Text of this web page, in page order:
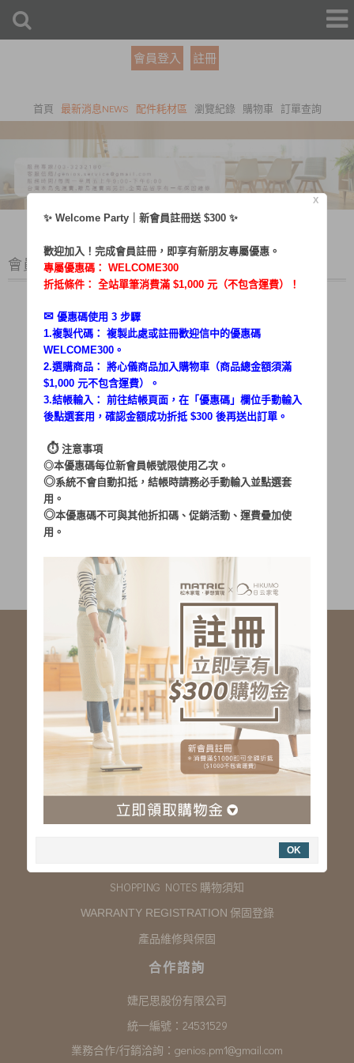
會員登入 註冊
首頁 最新消息NEWS 配件耗材區 瀏覽紀錄 購物車 訂單查詢
會員登入
帳號：
密碼：
社群服務連結
線上客服 LINE 歡迎加入 <LINE ID: @matric.jp>
線上客服 Facebook 歡迎加入
服務專線：03-323-2180
客服信箱 :genios.service@gmail.com
服務時間：星期一至星期五 上午9:00~下午6:00
例假日休假
購物說明
SHOPPING NOTES 購物須知
WARRANTY REGISTRATION 保固登錄
產品維修與保固
合作諮詢
婕尼思股份有限公司
統一編號：24531529
業務合作/行銷洽詢： genios.pm1@gmail.com
X
✨ Welcome Party｜新會員註冊送 $300 ✨
歡迎加入！完成會員註冊，即享有新朋友專屬優惠。
專屬優惠碼： WELCOME300
折抵條件： 全站單筆消費滿 $1,000 元（不包含運費）！
✉︎ 優惠碼使用 3 步驟
1.複製代碼： 複製此處或註冊歡迎信中的優惠碼
WELCOME300。
2.選購商品： 將心儀商品加入購物車（商品總金額須滿
$1,000 元不包含運費）。
3.結帳輸入： 前往結帳頁面，在「優惠碼 」欄位手動輸入
後點選套用，確認金額成功折抵 $300 後再送出訂單。
⏱︎ 注意事項
◎本優惠碼每位新會員帳號限使用乙次。
◎系統不會自動扣抵，結帳時請務必手動輸入並點選套
用。
◎本優惠碼不可與其他折扣碼、促銷活動、運費疊加使
用。
OK